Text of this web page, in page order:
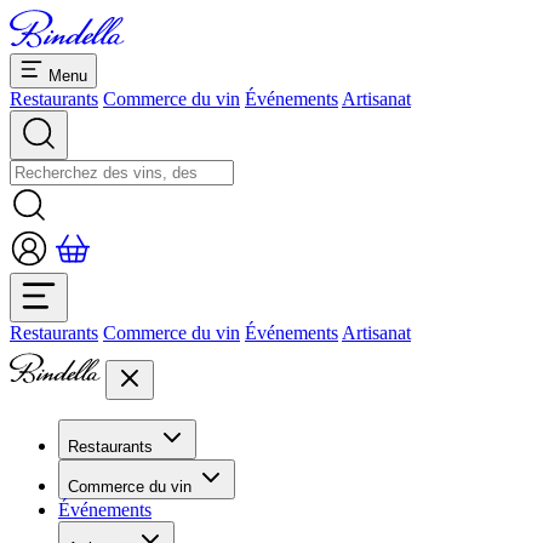
Menu
Restaurants Commerce du vin Événements Artisanat
Restaurants Commerce du vin Événements Artisanat
Restaurants
Aperçu restaurants
Banquets et séminaires
Dolcezze
Commerce du vin
Overview
Événements